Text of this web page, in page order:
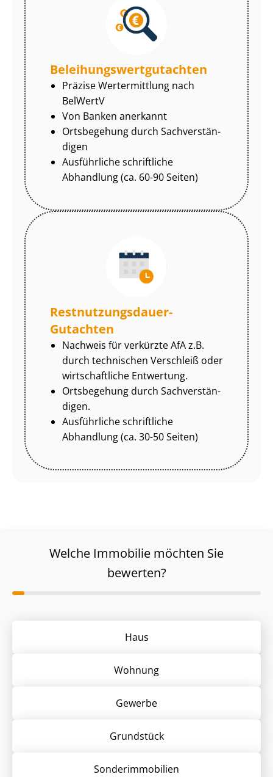
Be­lei­hungs­wert­gut­ach­ten
Präzise Wertermittlung nach
BelWertV
Von Banken anerkannt
Ortsbegehung durch Sach­ver­stän­
di­gen
Ausführliche schriftliche
Abhandlung (ca. 60-90 Seiten)
Rest­nut­zungs­dau­er-
Gutachten
Nachweis für verkürzte AfA z.B.
durch technischen Verschleiß oder
wirtschaftliche Entwertung.
Ortsbegehung durch Sach­ver­stän­
di­gen.
Ausführliche schriftliche
Abhandlung (ca. 30-50 Seiten)
Welche Immobilie möchten Sie
bewerten?
Haus
Wohnung
Gewerbe
Grund­stück
Sonder­immobilien